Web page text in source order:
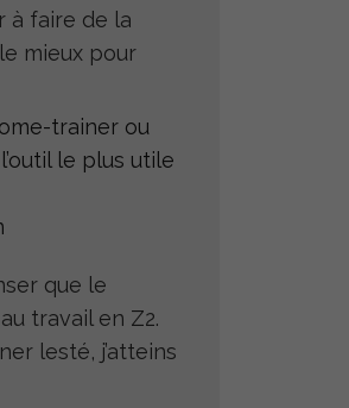
à faire de la
mieux pour
trainer ou
le plus utile
que le
travail en Z2.
lesté, j’atteins